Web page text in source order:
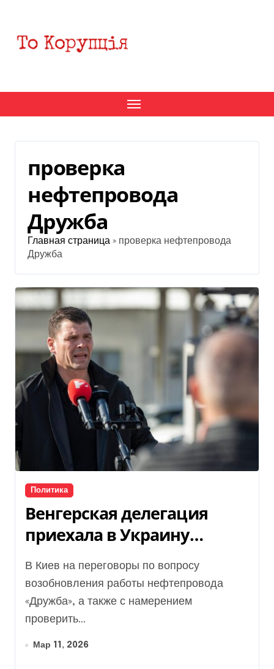
содержанию
проверка
нефтепровода
Дружба
Главная страница » проверка нефтепровода
Дружба
Политика
Венгерская делегация
приехала в Украину
проверять состояние
«Дружбы»: в МИД
отреагировали
В Киев на переговоры по вопросу
возобновления работы нефтепровода
«Дружба», а также с намерением
проверить...
Мар 11, 2026